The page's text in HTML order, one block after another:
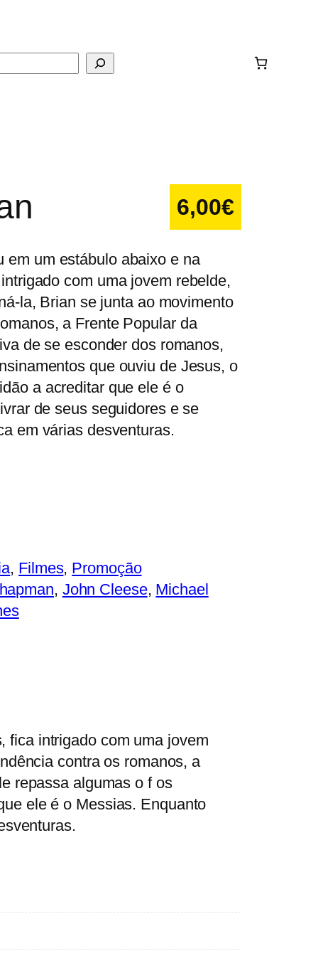
6,00€
em um estábulo abaixo e na
com uma jovem rebelde,
la, Brian se junta ao movimento
a Frente Popular da
de se esconder dos romanos,
que ouviu de Jesus, o
a acreditar que ele é o
de seus seguidores e se
em várias desventuras.
, Filmes, Promoção
, John Cleese, Michael
fica intrigado com uma jovem
contra os romanos, a
repassa algumas o f os
ele é o Messias. Enquanto